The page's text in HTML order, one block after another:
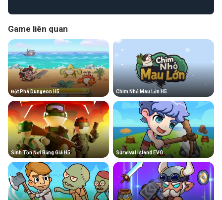
Game liên quan
Đột Phá Dungeon H5 Chim Nhỏ Mau Lớn H5
Sinh Tồn Nơi Băng Giá H5 Survival Island EVO